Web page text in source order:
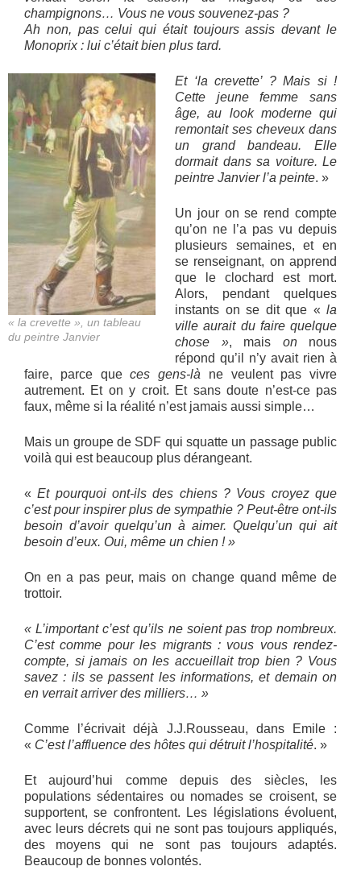
champignons… Vous ne vous souvenez-pas ?
Ah non, pas celui qui était toujours assis devant le
Monoprix : lui c’était bien plus tard.
« la crevette », un tableau
du peintre Janvier
Et ‘la crevette’ ? Mais si !
Cette jeune femme sans
âge, au look moderne qui
remontait ses cheveux dans
un grand bandeau. Elle
dormait dans sa voiture. Le
peintre Janvier l’a peinte. »
Un jour on se rend compte
qu’on ne l’a pas vu depuis
plusieurs semaines, et en
se renseignant, on apprend
que le clochard est mort.
Alors, pendant quelques
instants on se dit que « la
ville aurait du faire quelque
chose », mais onnous
répond qu’il n’y avait rien à
faire, parce queces gens-là ne veulent pas vivre
autrement. Et on y croit. Et sans doute n’est-ce pas
faux, même si la réalité n’est jamais aussi simple…
Mais un groupe de SDF qui squatte un passage public
voilà qui est beaucoup plus dérangeant.
«Et pourquoi ont-ils des chiens ? Vous croyez que
c’est pour inspirer plus de sympathie ? Peut-être ont-ils
besoin d’avoir quelqu’un à aimer. Quelqu’un qui ait
besoin d’eux. Oui, même un chien ! »
On en a pas peur, mais on change quand même de
trottoir.
« L’important c’est qu’ils ne soient pas trop nombreux.
C’est comme pour les migrants : vous vous rendez-
compte, si jamais on les accueillait trop bien ? Vous
savez : ils se passent les informations, et demain on
en verrait arriver des milliers… »
Comme l’écrivait déjà J.J.Rousseau, dans Emile :
« C’est l’affluence des hôtes qui détruit l’hospitalité. »
Et aujourd’hui comme depuis des siècles, les
populations sédentaires ou nomades se croisent, se
supportent, se confrontent. Les législations évoluent,
avec leurs décrets qui ne sont pas toujours appliqués,
des moyens qui ne sont pas toujours adaptés.
Beaucoup de bonnes volontés.